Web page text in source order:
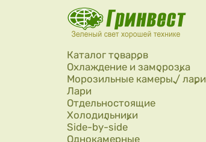
Перейти к основному содержанию
Каталог товаров
Охлаждение и заморозка
Морозильные камеры / лари
Лари
Отдельностоящие
Холодильники
Side-by-side
Однокамерные